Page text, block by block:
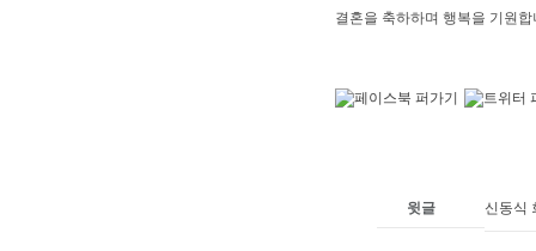
결혼을 축하하며 행복을 기원합
윗글 신동식